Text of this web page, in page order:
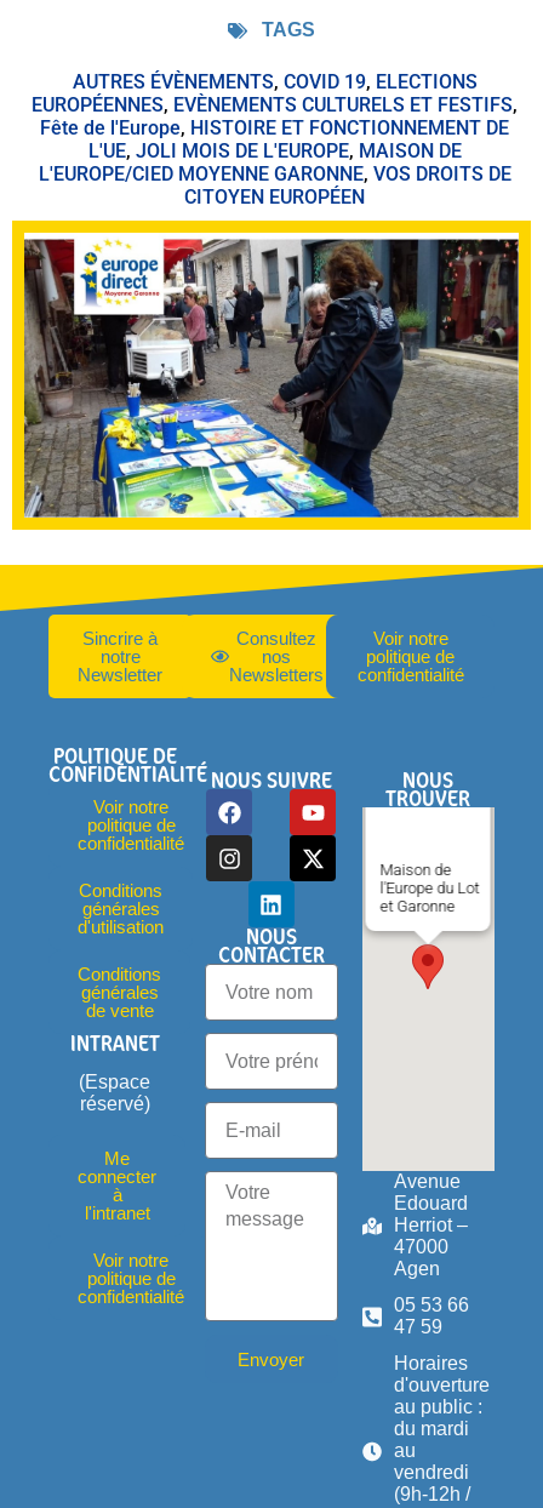
TAGS
AUTRES ÉVÈNEMENTS, COVID 19, ELECTIONS
EUROPÉENNES, EVÈNEMENTS CULTURELS ET FESTIFS,
Fête de l'Europe, HISTOIRE ET FONCTIONNEMENT DE
L'UE, JOLI MOIS DE L'EUROPE, MAISON DE
L'EUROPE/CIED MOYENNE GARONNE, VOS DROITS DE
CITOYEN EUROPÉEN
Sincrire à
notre
Newsletter
Consultez
nos
Newsletters
Voir notre
politique de
confidentialité
POLITIQUE DE
CONFIDENTIALITÉ
Voir notre
politique de
confidentialité
Conditions
générales
d'utilisation
Conditions
générales
de vente
INTRANET
(Espace
réservé)
Me
connecter
à
l'intranet
Voir notre
politique de
confidentialité
NOUS SUIVRE
NOUS
CONTACTER
Envoyer
NOUS
TROUVER
Maison de
l'Europe du Lot
et Garonne
Avenue
Edouard
Herriot –
47000
Agen
05 53 66
47 59
Horaires
d'ouverture
au public :
du mardi
au
vendredi
(9h-12h /